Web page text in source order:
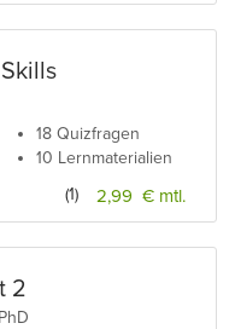
18 Quizfragen
10 Lernmaterialien
2,99 € mtl.
(1)
2